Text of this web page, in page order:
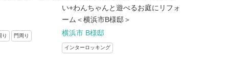
り 門周り
い+わんちゃんと遊べるお庭にリフォ
ーム＜横浜市B様邸＞
横浜市 B様邸
インターロッキング